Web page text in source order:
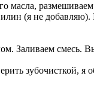
масла,
(я не
Заливаем смесь.
зубочисткой,